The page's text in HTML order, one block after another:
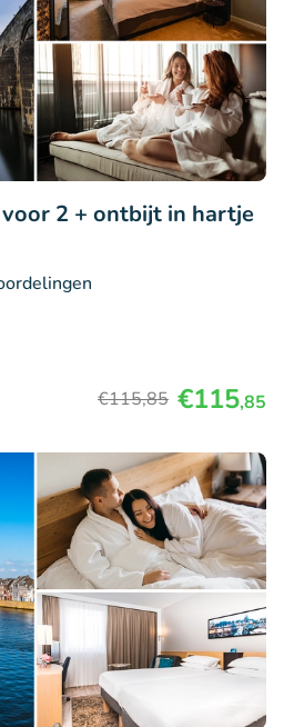
2 + ontbijt in hartje
€115,85 €115,85